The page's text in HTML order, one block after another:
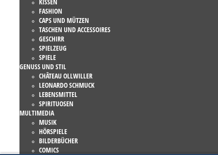
FASHION
CAPS UND MÜTZEN
TASCHEN UND ACCESSOIRES
GESCHIRR
SPIELZEUG
SPIELE
GENUSS UND STIL
CHÂTEAU OLLWILLER
LEONARDO SCHMUCK
LEBENSMITTEL
SPIRITUOSEN
MULTIMEDIA
MUSIK
HÖRSPIELE
BILDERBÜCHER
COMICS